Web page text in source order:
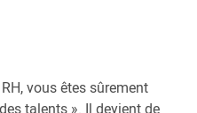
vous êtes sûrement
talents ». Il devient de